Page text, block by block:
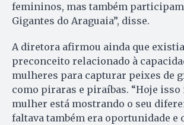
femininos, mas também
Gigantes do Araguaia”, disse.
A diretora afirmou ainda que
preconceito relacionado à
mulheres para capturar peixes de
como piraras e piraíbas. “Hoje isso
mulher está mostrando o seu
faltava também era oportunidade e